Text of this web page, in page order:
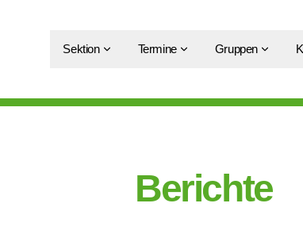
Sektion Termine Gruppen
Berichte